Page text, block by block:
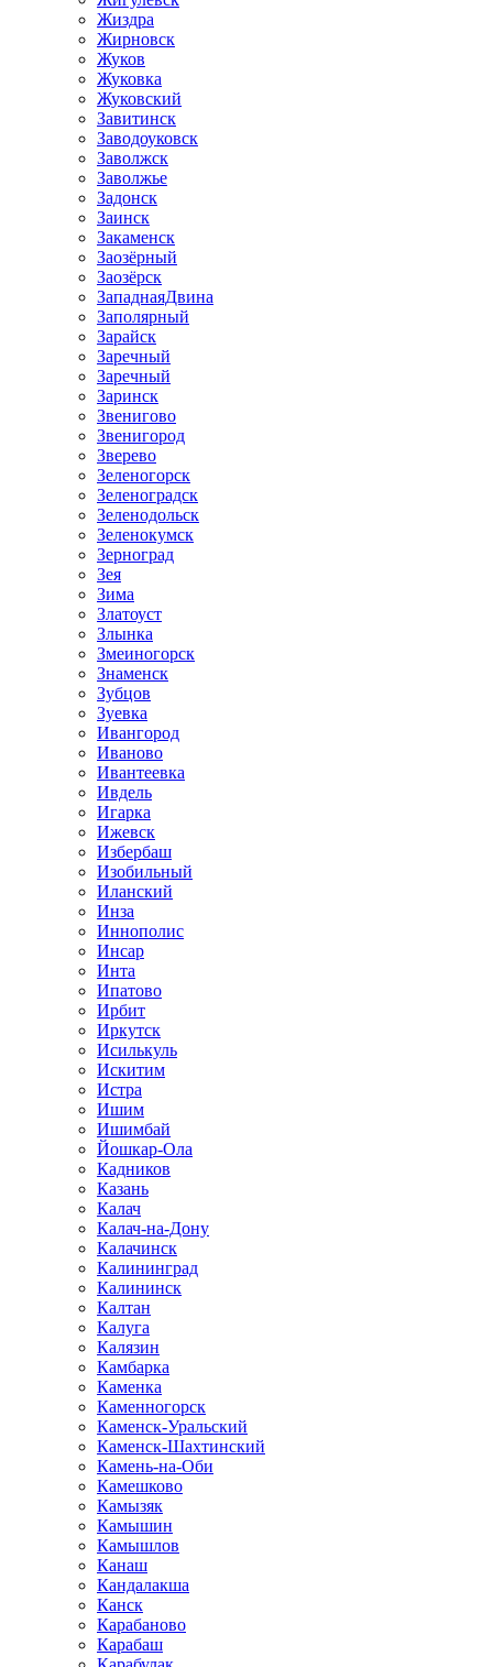
Жиздра
Жирновск
Жуков
Жуковка
Жуковский
Завитинск
Заводоуковск
Заволжск
Заволжье
Задонск
Заинск
Закаменск
Заозёрный
Заозёрск
ЗападнаяДвина
Заполярный
Зарайск
Заречный
Заречный
Заринск
Звенигово
Звенигород
Зверево
Зеленогорск
Зеленоградск
Зеленодольск
Зеленокумск
Зерноград
Зея
Зима
Златоуст
Злынка
Змеиногорск
Знаменск
Зубцов
Зуевка
Ивангород
Иваново
Ивантеевка
Ивдель
Игарка
Ижевск
Избербаш
Изобильный
Иланский
Инза
Иннополис
Инсар
Инта
Ипатово
Ирбит
Иркутск
Исилькуль
Искитим
Истра
Ишим
Ишимбай
Йошкар-Ола
Кадников
Казань
Калач
Калач-на-Дону
Калачинск
Калининград
Калининск
Калтан
Калуга
Калязин
Камбарка
Каменка
Каменногорск
Каменск-Уральский
Каменск-Шахтинский
Камень-на-Оби
Камешково
Камызяк
Камышин
Камышлов
Канаш
Кандалакша
Канск
Карабаново
Карабаш